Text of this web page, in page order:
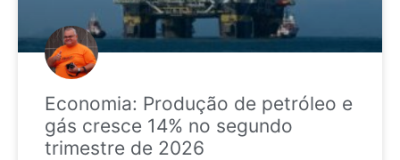
Economia: Produção de petróleo e
gás cresce 14% no segundo
trimestre de 2026